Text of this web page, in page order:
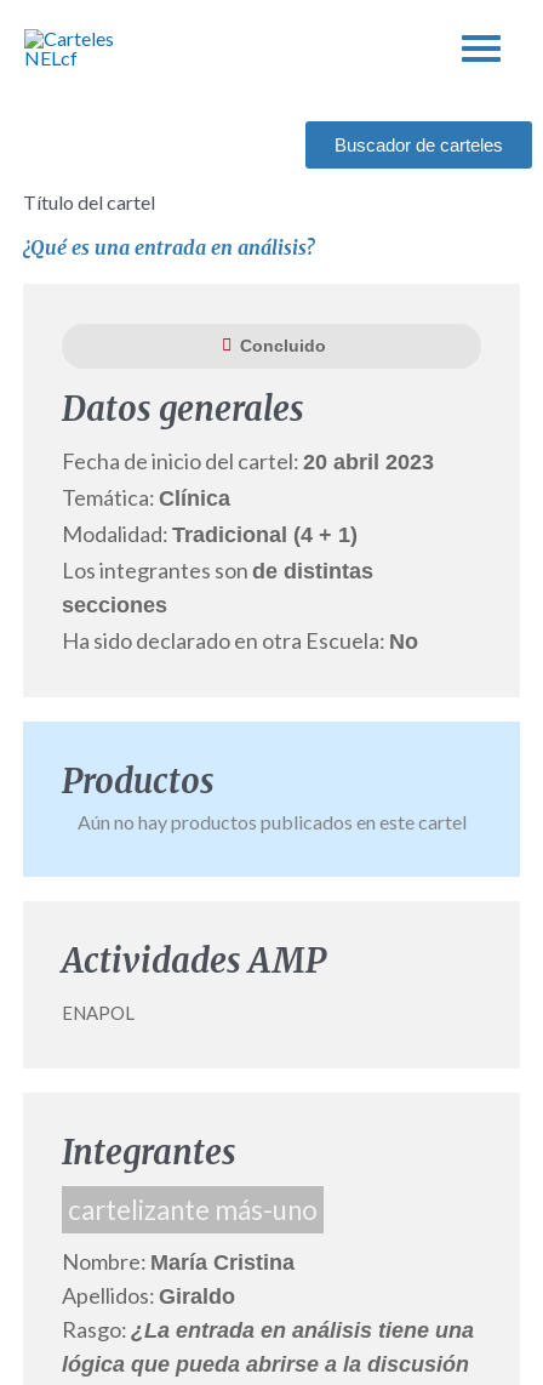
Buscador de carteles
Título del cartel
¿Qué es una entrada en análisis?
Concluido
Datos generales
Fecha de inicio del cartel: 20 abril 2023
Temática: Clínica
Modalidad: Tradicional (4 + 1)
Los integrantes son de distintas
secciones
Ha sido declarado en otra Escuela: No
Productos
Aún no hay productos publicados en este cartel
Actividades AMP
ENAPOL
Integrantes
cartelizante más-uno
Nombre: María Cristina
Apellidos: Giraldo
Rasgo: ¿La entrada en análisis tiene una
lógica que pueda abrirse a la discusión